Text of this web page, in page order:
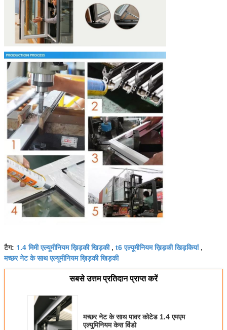
टैग: 1.4 मिमी एल्यूमीनियम ख़िड़की खिड़की, t6 एल्यूमीनियम ख़िड़की खिड़कियां,
मच्छर नेट के साथ एल्यूमीनियम ख़िड़की खिड़की
सबसे उत्तम प्रतिदान प्राप्त करें
मच्छर नेट के साथ पावर कोटेड 1.4 एमएम
एल्युमिनियम केस विंडो